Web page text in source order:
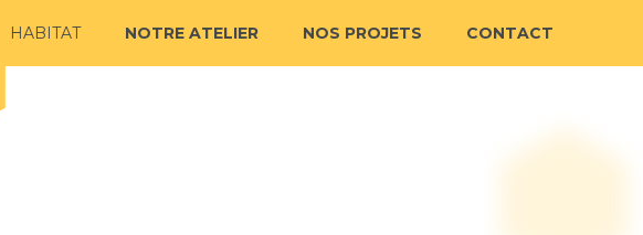
HABITAT NOTRE ATELIER NOS PROJETS CONTACT